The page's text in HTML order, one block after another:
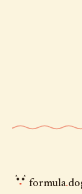
formula.